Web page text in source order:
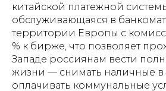
китайской платежной
обслуживающаяся в
территории Европы с
% к бирже, что позволяет
Западе россиянам вести
жизни — снимать наличные
оплачивать коммунальные